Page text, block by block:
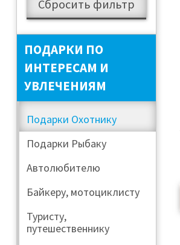
ПОДАРКИ ПО
ИНТЕРЕСАМ И
УВЛЕЧЕНИЯМ
Подарки Охотнику
Подарки Рыбаку
Автолюбителю
Байкеру, мотоциклисту
Туристу,
путешественнику